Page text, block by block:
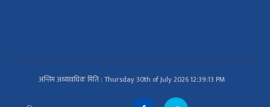
अन्तिम अध्यावधिक मिति : Thursday 30th of July 2026 12:39:13 PM